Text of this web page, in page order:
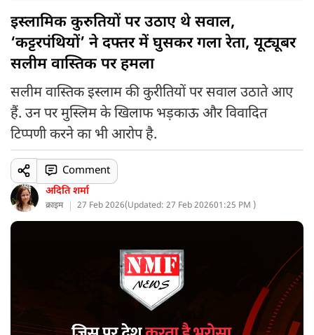
इस्लामिक कुरुतियों पर उठाए थे सवाल,
‘कट्टरपंथियों’ ने दफ्तर में घुसकर गला रेता, यूट्यूबर
सलीम वास्तिक पर हमला
सलीम वास्तिक इस्लाम की कुरीतियों पर सवाल उठाते आए
हैं. उन पर मुस्लिम के खिलाफ भड़काऊ और विवादित
टिप्पणी करने का भी आरोप है.
अदिति शर्मा
क्राइम 27 Feb 2026(Updated: 27 Feb 202601:25 PM )
Comment